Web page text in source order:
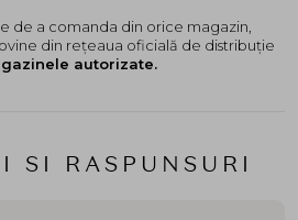
SI RASPUNSURI
de a comanda din orice magazin,
din rețeaua oficială de distribuție
autorizate.